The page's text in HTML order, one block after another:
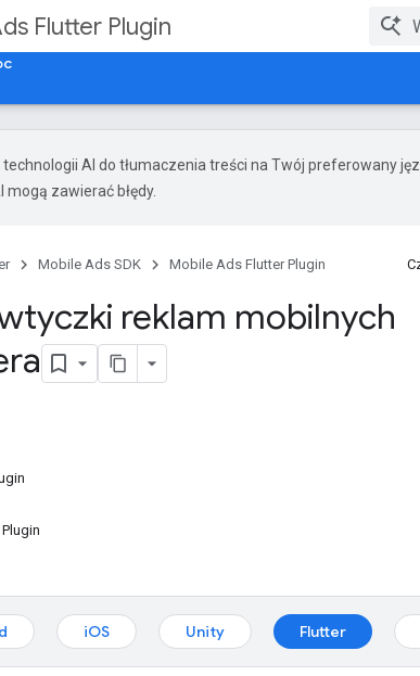
Flutter Plugin
AI do tłumaczenia treści na Twój preferowany
mogą zawierać błędy.
Mobile Ads SDK Mobile Ads Flutter Plugin
reklam mobilnych
iOS Unity Flutter